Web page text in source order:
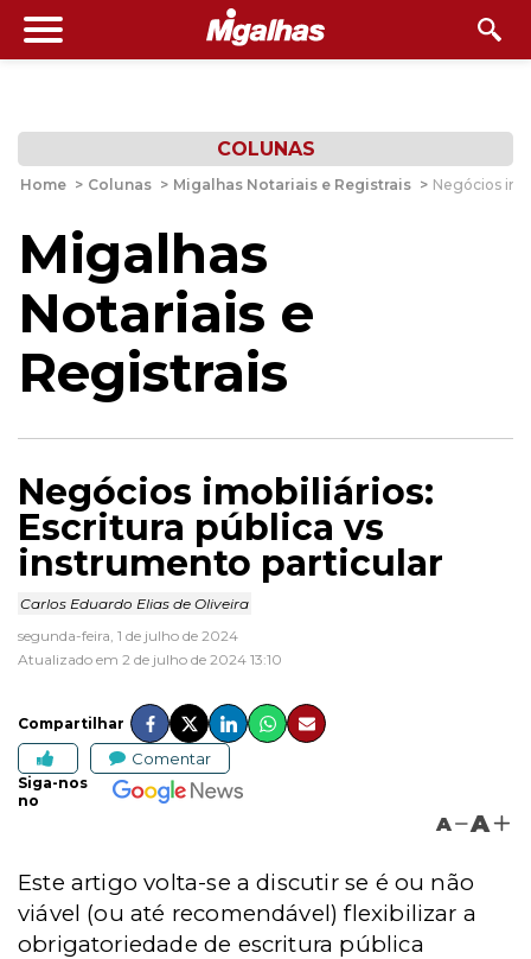
COLUNAS
Home > Colunas > Migalhas Notariais e Registrais > Negócios
Migalhas
Notariais e
Registrais
Negócios imobiliários:
Escritura pública vs
instrumento particular
Carlos Eduardo Elias de Oliveira
segunda-feira, 1 de julho de 2024
Atualizado em 2 de julho de 2024 13:10
Compartilhar
Comentar
Siga-nos
no
A A
Este artigo volta-se a discutir se é ou não
viável (ou até recomendável) flexibilizar a
obrigatoriedade de escritura pública